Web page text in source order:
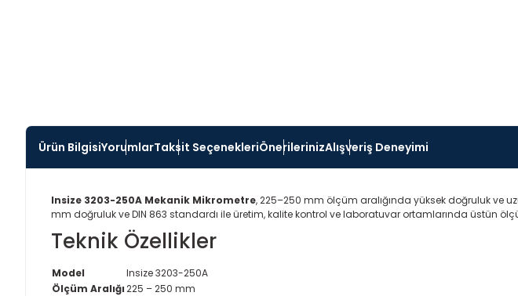
Ürün BilgisiYorumlarTaksit SeçenekleriÖnerilerinizAlışveriş Deneyimi
Insize 3203-250A Mekanik Mikrometre, 225–250 mm ölçüm aralığında yüksek doğruluk ve
mm doğruluk ve DIN 863 standardı ile üretim, kalite kontrol ve laboratuvar ortamlarında üstün
Teknik Özellikler
Model
Insize 3203-250A
Ölçüm Aralığı225 – 250 mm